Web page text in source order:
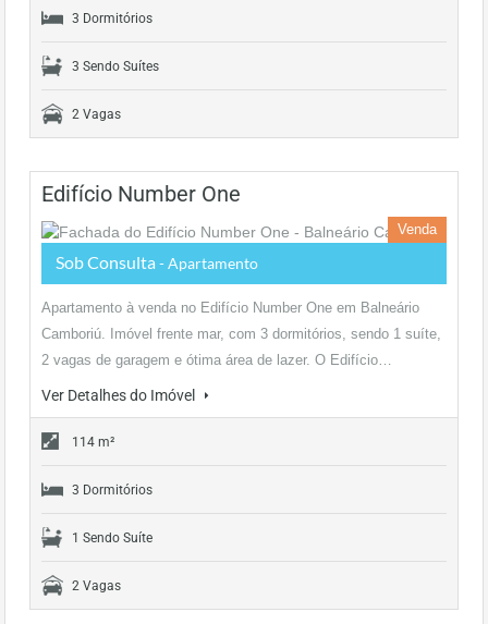
3 Dormitórios
3 Sendo Suítes
2 Vagas
Edifício Number One
Venda
Sob Consulta - Apartamento
Apartamento à venda no Edifício Number One em Balneário
Camboriú. Imóvel frente mar, com 3 dormitórios, sendo 1 suíte,
2 vagas de garagem e ótima área de lazer. O Edifício…
Ver Detalhes do Imóvel
114 m²
3 Dormitórios
1 Sendo Suíte
2 Vagas